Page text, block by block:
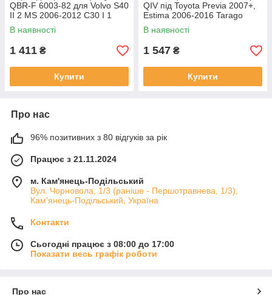
QBR-F 6003-82 для Volvo S40
II 2 MS 2006-2012 C30 I 1
2006-2013 C70 II 2 2004-2010
9 дюймів
В наявності
1 411 ₴
Купити
QIV під Toyota Previa 2007+,
Estima 2006-2016 Tarago
2007-2016 (W1) 9 дюймів
В наявності
1 547 ₴
Купити
Про нас
96% позитивних з 80 відгуків за рік
Працює з 21.11.2024
м. Кам'янець-Подільський
Вул. Чорновола, 1/3 (раніше - Першотравнева, 1/3),
Кам'янець-Подільський, Україна
Контакти
Сьогодні працює з 08:00 до 17:00
Показати весь графік роботи
Про нас